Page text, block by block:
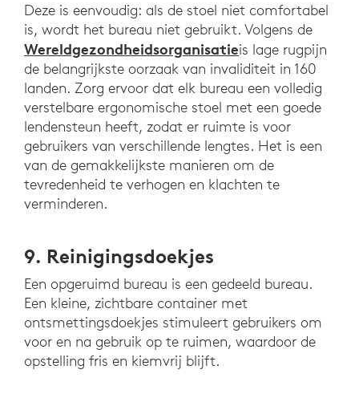
Deze is eenvoudig: als de stoel niet comfortabel
is, wordt het bureau niet gebruikt. Volgens de
Wereldgezondheidsorganisatieis lage rugpijn
de belangrijkste oorzaak van invaliditeit in 160
landen. Zorg ervoor dat elk bureau een volledig
verstelbare ergonomische stoel met een goede
lendensteun heeft, zodat er ruimte is voor
gebruikers van verschillende lengtes. Het is een
van de gemakkelijkste manieren om de
tevredenheid te verhogen en klachten te
verminderen.
9. Reinigingsdoekjes
Een opgeruimd bureau is een gedeeld bureau.
Een kleine, zichtbare container met
ontsmettingsdoekjes stimuleert gebruikers om
voor en na gebruik op te ruimen, waardoor de
opstelling fris en kiemvrij blijft.